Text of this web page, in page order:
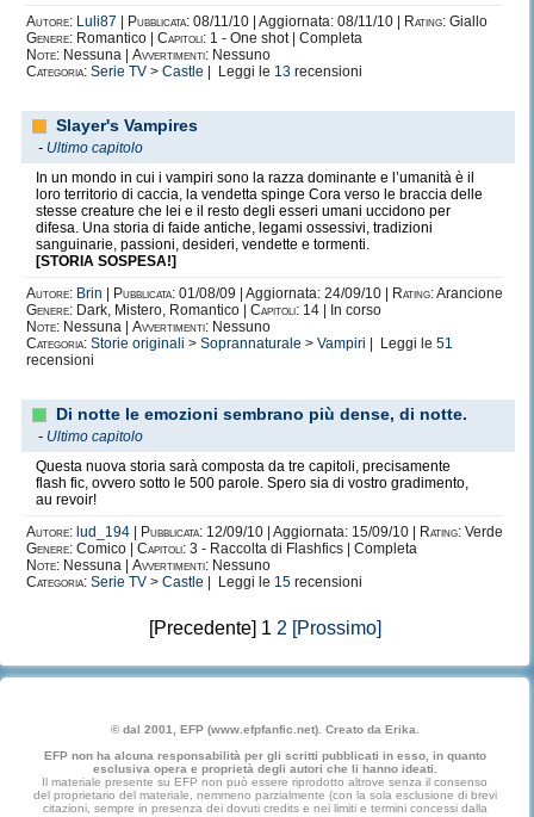
Autore: Luli87 Pubblicata: 08/11/10 | Aggiornata: 08/11/10 | Rating: Giallo
Genere: Romantico | Capitoli: 1 - One shot | Completa
Note: Nessuna | Avvertimenti: Nessuno
Categoria: Serie TV > Castle | Leggi le 13 recensioni
Slayer's Vampires
- Ultimo capitolo
In un mondo in cui i vampiri sono la razza dominante e l’umanità è il
loro territorio di caccia, la vendetta spinge Cora verso le braccia delle
stesse creature che lei e il resto degli esseri umani uccidono per
difesa. Una storia di faide antiche, legami ossessivi, tradizioni
sanguinarie, passioni, desideri, vendette e tormenti.
[STORIA SOSPESA!]
Autore: Brin Pubblicata: 01/08/09 | Aggiornata: 24/09/10 | Rating:Arancione
Genere: Dark, Mistero, Romantico | Capitoli: 14 | In corso
Note: Nessuna | Avvertimenti: Nessuno
Categoria: Storie originali > Soprannaturale > Vampiri | Leggi le 51
recensioni
Di notte le emozioni sembrano più dense, di notte.
- Ultimo capitolo
Questa nuova storia sarà composta da tre capitoli, precisamente
flash fic, ovvero sotto le 500 parole. Spero sia di vostro gradimento,
au revoir!
Autore: lud_194 Pubblicata: 12/09/10 | Aggiornata: 15/09/10 | Rating: Verde
Genere: Comico | Capitoli: 3 - Raccolta di Flashfics | Completa
Note: Nessuna | Avvertimenti: Nessuno
Categoria: Serie TV > Castle | Leggi le 15 recensioni
[Precedente] 1 2 [Prossimo]
© dal 2001, EFP (www.efpfanfic.net). Creato da Erika.
EFP non ha alcuna responsabilità per gli scritti pubblicati in esso, in quanto
esclusiva opera e proprietà degli autori che li hanno ideati.
Il materiale presente su EFP non può essere riprodotto altrove senza il consenso
del proprietario del materiale, nemmeno parzialmente (con la sola esclusione di brevi
citazioni, sempre in presenza dei dovuti credits e nei limiti e termini concessi dalla